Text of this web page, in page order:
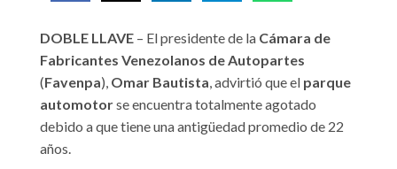
DOBLE LLAVE – El presidente de la Cámara de
Fabricantes Venezolanos de Autopartes
(Favenpa), Omar Bautista, advirtió que el parque
automotorse encuentra totalmente agotado
debido a que tiene una antigüedad promedio de 22
años.